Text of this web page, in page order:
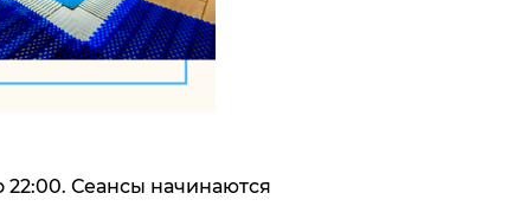
22:00. Сеансы начинаются